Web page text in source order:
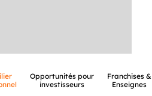
Opportunités pour
investisseurs
Franchises &
Enseignes